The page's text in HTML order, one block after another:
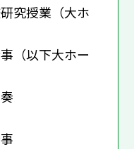
究授業（大ホ
（以下大ホー